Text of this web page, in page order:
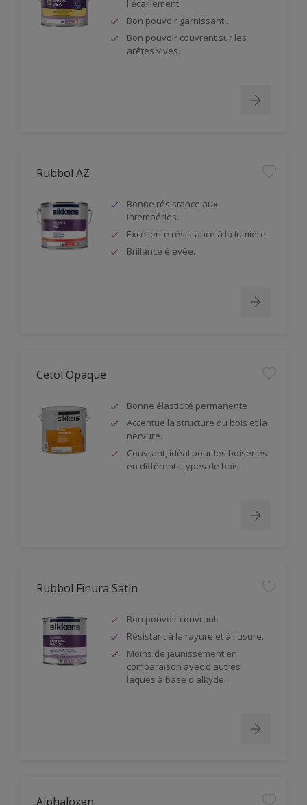
l'écaillement.
Bon pouvoir garnissant..
Bon pouvoir couvrant sur les
arêtes vives.
Rubbol AZ
Bonne résistance aux
intempéries.
Excellente résistance à la lumière.
Brillance élevée.
Cetol Opaque
Bonne élasticité permanente
Accentue la structure du bois et la
nervure.
Couvrant, idéal pour les boiseries
en différents types de bois
Rubbol Finura Satin
Bon pouvoir couvrant.
Résistant à la rayure et à l'usure.
Moins de jaunissement en
comparaison avec d'autres
laques à base d'alkyde.
Alphaloxan